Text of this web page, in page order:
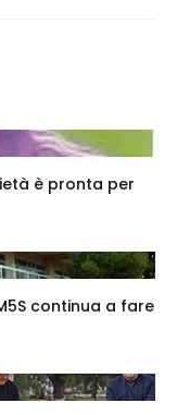
è pronta per
continua a fare